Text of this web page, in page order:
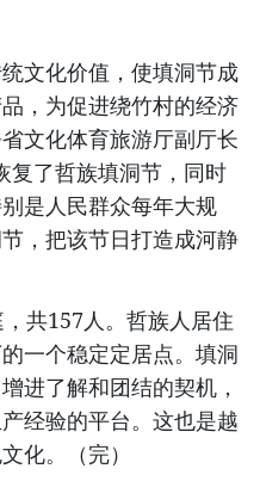
文化价值，使填洞节成
，为促进绕竹村的经济
文化体育旅游厅副厅长
复了哲族填洞节，同时
是人民群众每年大规
，把该节日打造成河静
共157人。哲族人居住
一个稳定定居点。填洞
进了解和团结的契机，
经验的平台。这也是越
化。（完）